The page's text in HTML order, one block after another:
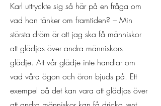
Karl uttryckte sig så här på en fråga om
vad han tänker om framtiden? – Min
största dröm är att jag ska få människor
att glädjas över andra människors
glädje. Att vår glädje inte handlar om
vad våra ögon och öron bjuds på. Ett
exempel på det kan vara att glädjas över